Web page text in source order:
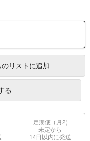
リストに追加
る
定期便（月2)
未定から
14日以内に発送